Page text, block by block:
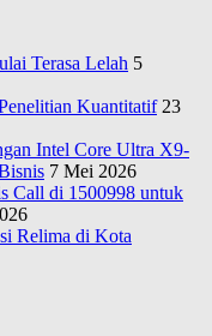
Terasa Lelah 5
Kuantitatif 23
Intel Core Ultra X9-
7 Mei 2026
Call di 1500998 untuk
Relima di Kota